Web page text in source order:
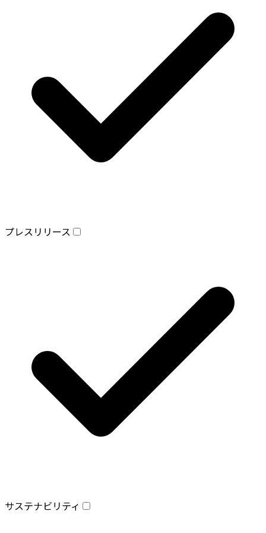
プレスリリース
サステナビリティ